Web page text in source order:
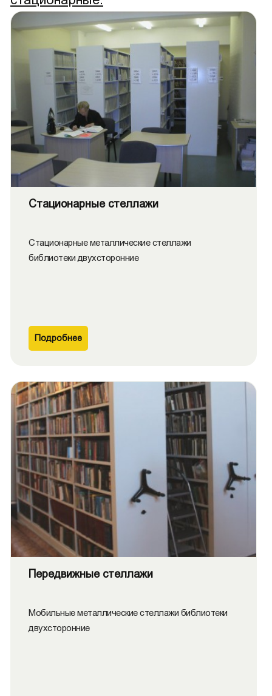
Стационарные стеллажи
Стационарные металлические стеллажи
библиотеки двухсторонние
Подробнее
Передвижные стеллажи
Мобильные металлические стеллажи библиотеки
двухсторонние